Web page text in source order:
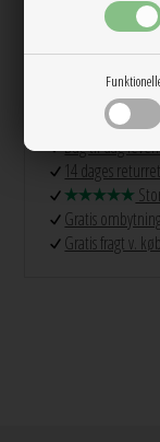
Farve:Rouge
Materiale:
14,5 x
Dag til dag
14 dages returret
Gratis
Gratis fragt v.